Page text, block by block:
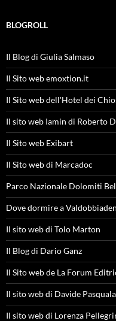
BLOGROLL
Il Blog di Giulia Salmaso
Il Sito web emoxtion.it
Il Sito web dell'Hotel dei
Il sito web Iamin di Roberto
Il Sito web Exibart
Il Sito web di Marcadoc
Parco Nazionale Dolomiti
Dove dormire a
Il sito web di Tolo Marton
Il Blog di Dario Ganz
Il Sito web de La Forum
Il sito web di Davide
Il sito web di Lorenza